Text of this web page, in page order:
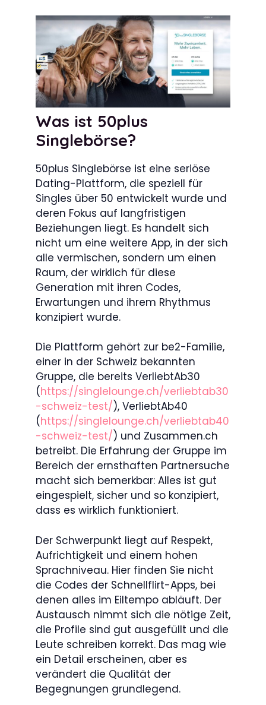
Was ist 50plus
Singlebörse?
50plus Singlebörse ist eine seriöse
Dating-Plattform, die speziell für
Singles über 50 entwickelt wurde und
deren Fokus auf langfristigen
Beziehungen liegt. Es handelt sich
nicht um eine weitere App, in der sich
alle vermischen, sondern um einen
Raum, der wirklich für diese
Generation mit ihren Codes,
Erwartungen und ihrem Rhythmus
konzipiert wurde.
Die Plattform gehört zur be2-Familie,
einer in der Schweiz bekannten
Gruppe, die bereits VerliebtAb30
(https://singlelounge.ch/verliebtab30
-schweiz-test/), VerliebtAb40
(https://singlelounge.ch/verliebtab40
-schweiz-test/) und Zusammen.ch
betreibt. Die Erfahrung der Gruppe im
Bereich der ernsthaften Partnersuche
macht sich bemerkbar: Alles ist gut
eingespielt, sicher und so konzipiert,
dass es wirklich funktioniert.
Der Schwerpunkt liegt auf Respekt,
Aufrichtigkeit und einem hohen
Sprachniveau. Hier finden Sie nicht
die Codes der Schnellflirt-Apps, bei
denen alles im Eiltempo abläuft. Der
Austausch nimmt sich die nötige Zeit,
die Profile sind gut ausgefüllt und die
Leute schreiben korrekt. Das mag wie
ein Detail erscheinen, aber es
verändert die Qualität der
Begegnungen grundlegend.